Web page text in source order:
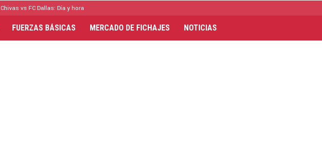
Chivas vs FC Dallas: Día y hora
FUERZAS BÁSICAS MERCADO DE FICHAJES NOTICIAS